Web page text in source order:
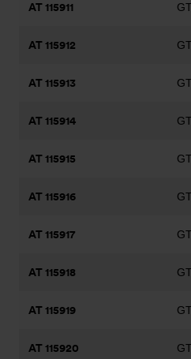
AT 115911
AT 115912
AT 115913
AT 115914
AT 115915
AT 115916
AT 115917
AT 115918
AT 115919
AT 115920